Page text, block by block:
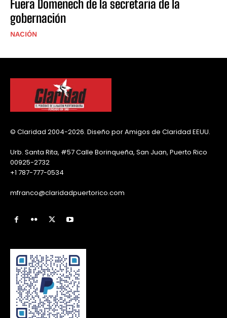
Fuera Domenech de la secretaria de la
gobernación
NACIÓN
© Claridad 2004-2026. Diseño por Amigos de Claridad EEUU.
Urb. Santa Rita, #57 Calle Borinqueña, San Juan, Puerto Rico
00925-2732
+1 787-777-0534
mfranco@claridadpuertorico.com